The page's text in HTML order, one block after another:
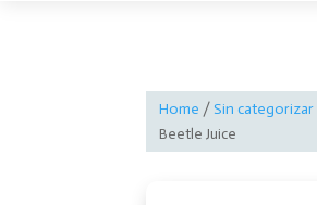
Home /Sin categorizar
Beetle Juice